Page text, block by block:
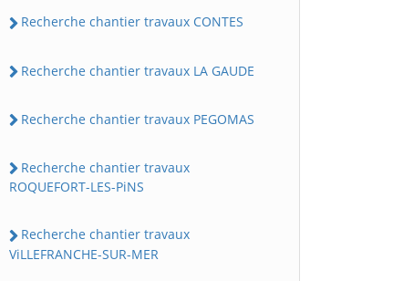
Recherche chantier travaux CONTES
Recherche chantier travaux LA GAUDE
Recherche chantier travaux PEGOMAS
Recherche chantier travaux
ROQUEFORT-LES-PiNS
Recherche chantier travaux
ViLLEFRANCHE-SUR-MER